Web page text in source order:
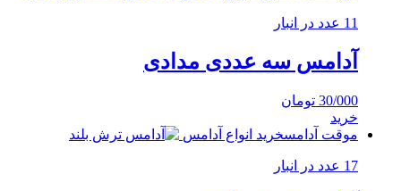
11 عدد در انبار
آدامس سه عددی مدادی
30/000 تومان
خرید
موقت آدامسخرید انواع آدامس
17 عدد در انبار